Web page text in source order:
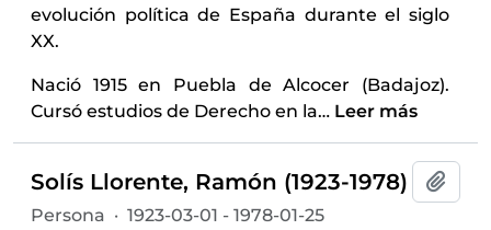
evolución política de España durante el siglo
XX.
Nació 1915 en Puebla de Alcocer (Badajoz).
Cursó estudios de Derecho en la… Leer más
Solís Llorente, Ramón (1923-1978)
Persona · 1923-03-01 - 1978-01-25